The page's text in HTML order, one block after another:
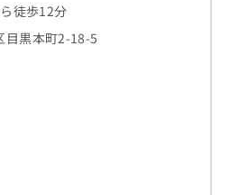
徒歩12分
目黒本町2-18-5